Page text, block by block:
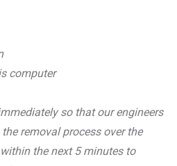
computer
so that our engineers
removal process over the
the next 5 minutes to